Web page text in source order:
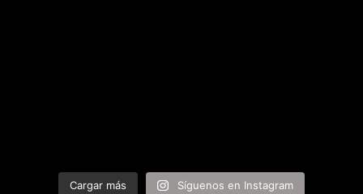
Cargar más Síguenos en Instagram